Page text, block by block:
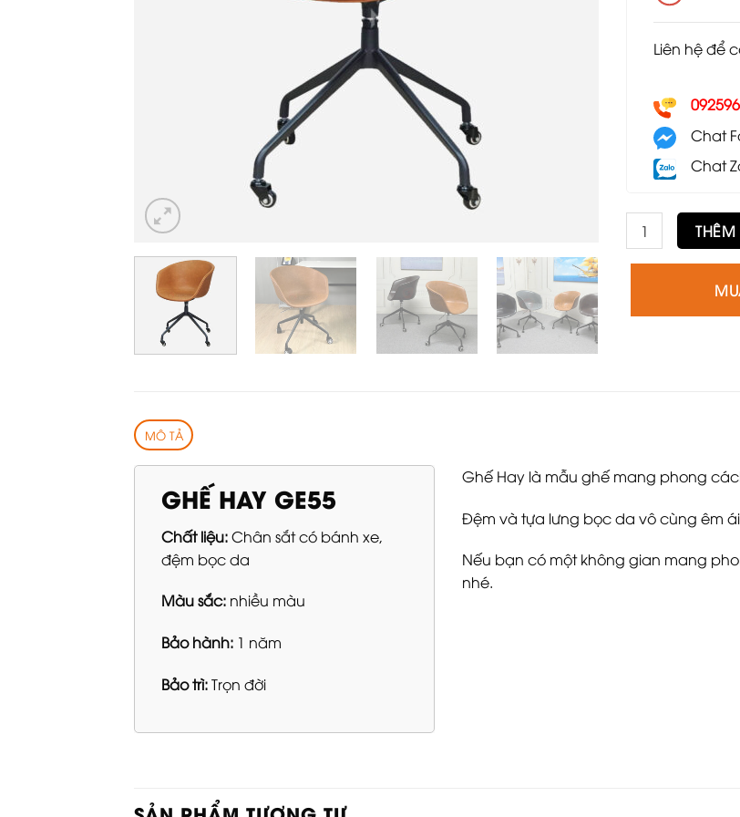
Liên hệ để
Chat
Chat
Ghế Hay GE55
MÔ TẢ
GHẾ HAY GE55
Chất liệu:Chân sắt có bánh xe,
đệm bọc da
Màu sắc: nhiều màu
Bảo hành: 1 năm
Bảo trì:Trọn đời
Ghế Hay là mẫu ghế mang phong
Đệm và tựa lưng bọc da vô cùng êm
Nếu bạn có một không gian mang
nhé.